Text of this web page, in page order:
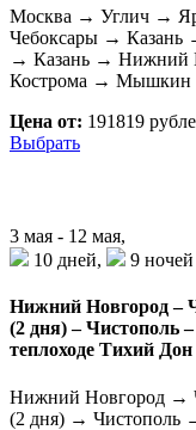
Москва → Углич →
Чебоксары → Казань
→ Казань → Нижний
Кострома → Мышкин
Цена от: 191819
Выбрать
3 мая - 12 мая,
10 дней,
9 ночей
Нижний Новгород –
(2 дня) – Чистополь
теплоходе Тихий Дон
Нижний Новгород →
(2 дня) → Чистополь